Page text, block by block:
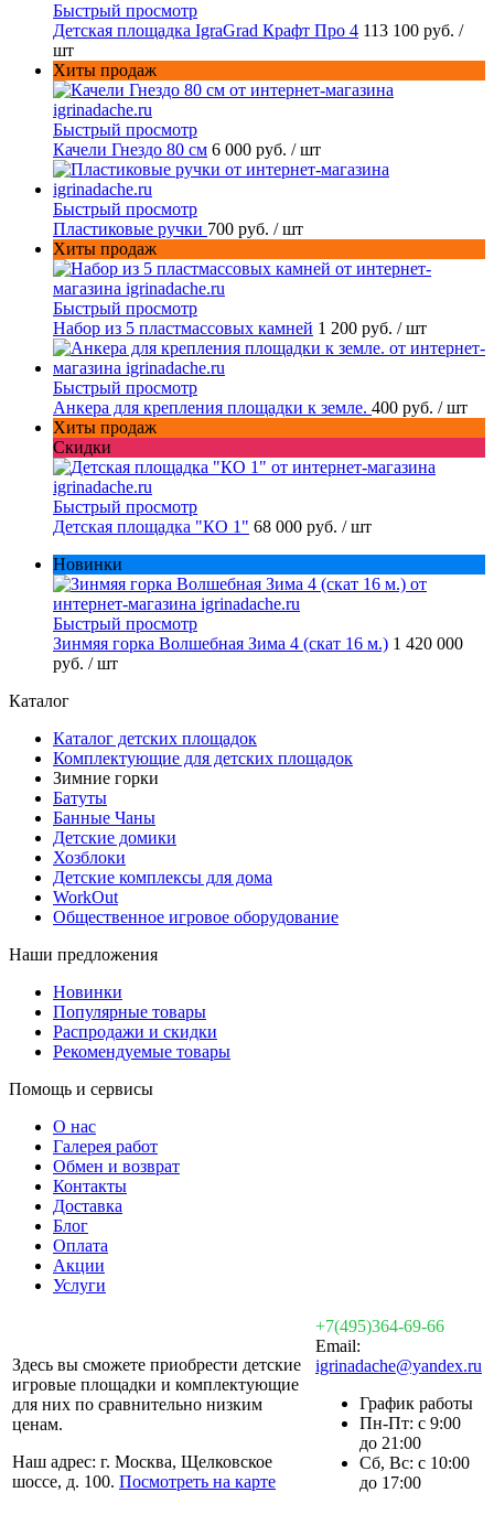
Быстрый просмотр
Детская площадка IgraGrad Крафт Про 4 113 100 руб. /
шт
Хиты продаж
Быстрый просмотр
Качели Гнездо 80 см 6 000 руб. / шт
Быстрый просмотр
Пластиковые ручки 700 руб. / шт
Хиты продаж
Быстрый просмотр
Набор из 5 пластмассовых камней 1 200 руб. / шт
Быстрый просмотр
Анкера для крепления площадки к земле. 400 руб. / шт
Хиты продаж
Скидки
Быстрый просмотр
Детская площадка "КО 1" 68 000 руб. / шт
Новинки
Быстрый просмотр
Зинмяя горка Волшебная Зима 4 (скат 16 м.) 1 420 000
руб. / шт
Каталог
Каталог детских площадок
Комплектующие для детских площадок
Зимние горки
Батуты
Банные Чаны
Детские домики
Хозблоки
Детские комплексы для дома
WorkOut
Общественное игровое оборудование
Наши предложения
Новинки
Популярные товары
Распродажи и скидки
Рекомендуемые товары
Помощь и сервисы
О нас
Галерея работ
Обмен и возврат
Контакты
Доставка
Блог
Оплата
Акции
Услуги
Здесь вы сможете приобрести детские
игровые площадки и комплектующие
для них по сравнительно низким
ценам.
Наш адрес: г. Москва, Щелковское
шоссе, д. 100. Посмотреть на карте
+7(495)364-69-66
Email:
igrinadache@yandex.ru
График работы
Пн-Пт: с 9:00
до 21:00
Сб, Вс: с 10:00
до 17:00